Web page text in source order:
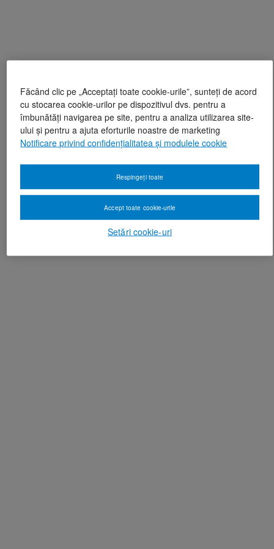
Făcând clic pe „Acceptați toate cookie-urile”, sunteți de acord
cu stocarea cookie-urilor pe dispozitivul dvs. pentru a
îmbunătăți navigarea pe site, pentru a analiza utilizarea site-
ului și pentru a ajuta eforturile noastre de marketing
Notificare privind confidențialitatea și modulele cookie
Setări cookie-uri
Respingeți toate
Accept toate cookie-urile